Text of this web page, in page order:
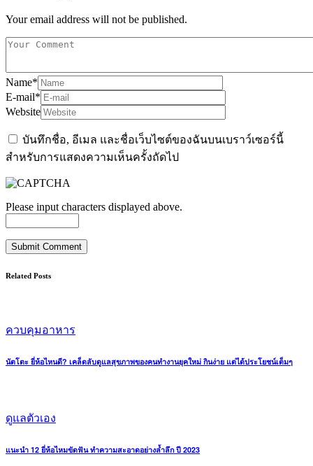
Your email address will not be published.
Name*
E-mail*
Website
บันทึกชื่อ, อีเมล และชื่อเว็บไซต์ของฉันบนเบราว์เซอร์นี้
สำหรับการแสดงความเห็นครั้งถัดไป
Please input characters displayed above.
Related Posts
ควบคุมอาหาร
นัตโตะ ยี่ห้อไหนดี? เคล็ดลับดูแลสุขภาพของคนทำงานยุคใหม่ กินง่าย แต่ได้ประโยชน์เต็มๆ
ดูแลตัวเอง
แนะนำ 12 ยี่ห้อไหมขัดฟัน ทำความสะอาดอย่างล้ำลึก ปี 2023